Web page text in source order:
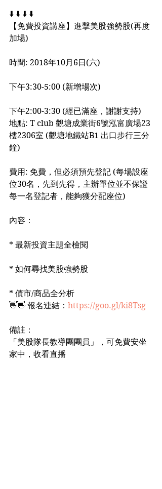
⬇️ ⬇️ ⬇️ ⬇️
【免費投資講座】進擊美股強勢股(再度
加場)
時間: 2018年10月6日(六)
下午3:30-5:00 (新增場次)
下午2:00-3:30 (經已滿座，謝謝支持)
地點: T club 觀塘成業街6號泓富廣場23
樓2306室 (觀塘地鐵站B1 出口步行三分
鐘)
費用: 免費，但必須預先登記 (每場設座
位30名，先到先得，主辦單位並不保證
每一名登記者，能夠獲分配座位)
內容：
* 最新投資主題全檢閱
* 如何尋找美股強勢股
* 債市/商品全分析
👋👋 報名連結： https://goo.gl/ki8Tsg
備註：
「美股隊長教導團團員」，可免費安坐
家中，收看直播